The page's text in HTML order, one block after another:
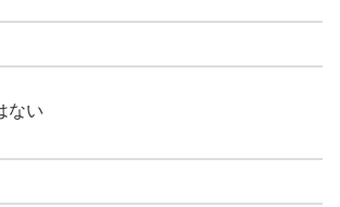
ない